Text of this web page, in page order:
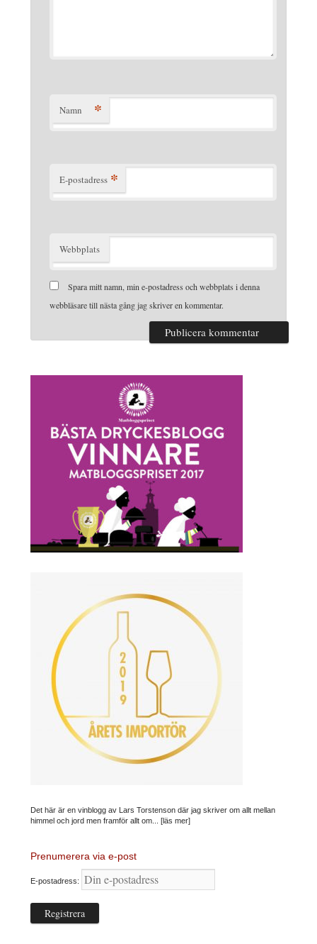
Namn *
E-postadress *
Webbplats
Spara mitt namn, min e-postadress och webbplats i denna
webbläsare till nästa gång jag skriver en kommentar.
Det här är en vinblogg av Lars Torstenson där jag skriver om allt mellan
himmel och jord men framför allt om... [läs mer]
Prenumerera via e-post
E-postadress: